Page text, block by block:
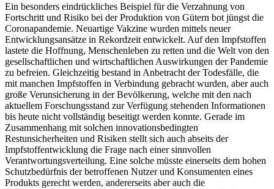
Ein besonders eindrückliches Beispiel für die Verzahnung von
Fortschritt und Risiko bei der Produktion von Gütern bot jüngst die
Coronapandemie. Neuartige Vakzine wurden mittels neuer
Entwicklungsansätze in Rekordzeit entwickelt. Auf den Impfstoffen
lastete die Hoffnung, Menschenleben zu retten und die Welt von den
gesellschaftlichen und wirtschaftlichen Auswirkungen der Pandemie
zu befreien. Gleichzeitig bestand in Anbetracht der Todesfälle, die
mit manchen Impfstoffen in Verbindung gebracht wurden, aber auch
große Verunsicherung in der Bevölkerung, welche mit den nach
aktuellem Forschungsstand zur Verfügung stehenden Informationen
bis heute nicht vollständig beseitigt werden konnte. Gerade im
Zusammenhang mit solchen innovationsbedingten
Restunsicherheiten und Risiken stellt sich auch abseits der
Impfstoffentwicklung die Frage nach einer sinnvollen
Verantwortungsverteilung. Eine solche müsste einerseits dem hohen
Schutzbedürfnis der betroffenen Nutzer und Konsumenten eines
Produkts gerecht werden, andererseits aber auch die